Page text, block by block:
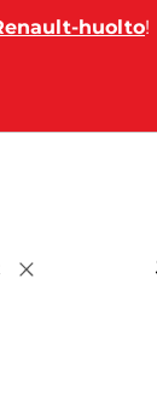
huolto!
Poista valinta